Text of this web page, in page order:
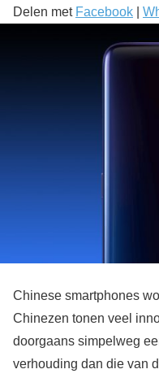
Delen met Facebook
Chinese smartphones
Chinezen tonen veel
doorgaans simpelweg
verhouding dan die van